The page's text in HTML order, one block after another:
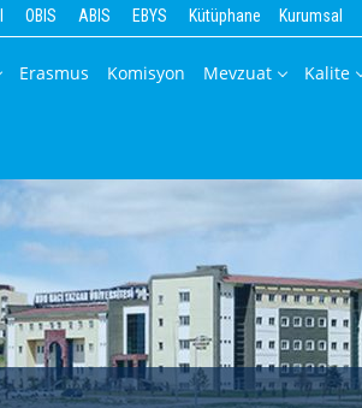
OBIS ABIS EBYS Kütüphane Kurumsal
Erasmus Komisyon Mevzuat Kalite